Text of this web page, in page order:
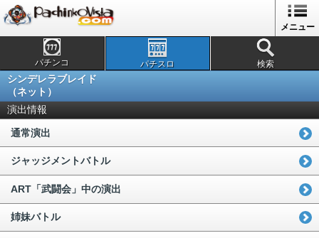
メニュー
パチンコ パチスロ 検索
シンデレラブレイド
（ネット）
演出情報
通常演出
ジャッジメントバトル
ART「武闘会」中の演出
姉妹バトル